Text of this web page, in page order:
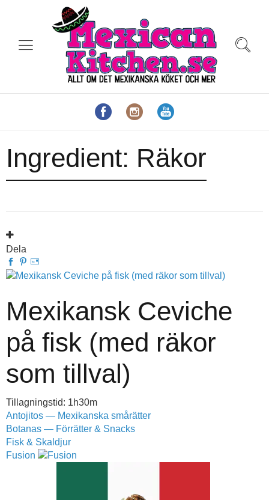
Ingredient: Räkor
Dela
Mexikansk Ceviche
på fisk (med räkor
som tillval)
Tillagningstid: 1h30m
Antojitos — Mexikanska smårätter
Botanas — Förrätter & Snacks
Fisk & Skaldjur
Fusion